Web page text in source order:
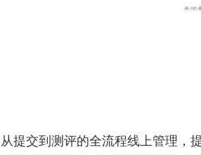
提交到测评的全流程线上管理